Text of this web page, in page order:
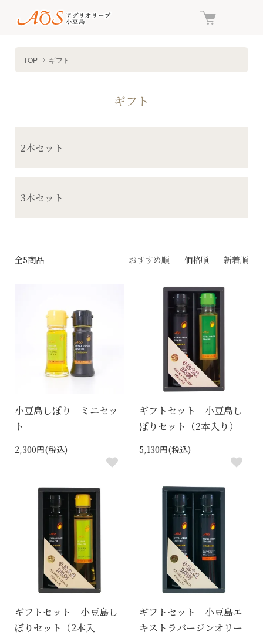
TOP ギフト
ギフト
2本セット
3本セット
全5商品 おすすめ順 価格順 新着順
小豆島しぼり ミニセッ
ト
2,300円(税込)
ギフトセット 小豆島し
ぼりセット（2本入り）
5,130円(税込)
ギフトセット 小豆島し
ぼりセット（2本入
ギフトセット 小豆島エ
キストラバージンオリー